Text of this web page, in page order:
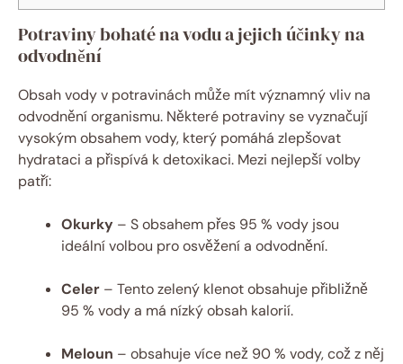
Potraviny bohaté na vodu a jejich účinky na
odvodnění
Obsah vody v potravinách může mít významný vliv na
odvodnění organismu. Některé potraviny se vyznačují
vysokým obsahem vody, který pomáhá zlepšovat
hydrataci a přispívá k detoxikaci. Mezi nejlepší volby
patří:
Okurky – S obsahem přes 95 % vody jsou
ideální volbou pro osvěžení a odvodnění.
Celer – Tento zelený klenot obsahuje přibližně
95 % vody a má nízký obsah kalorií.
Meloun – obsahuje více než 90 % vody, což z něj